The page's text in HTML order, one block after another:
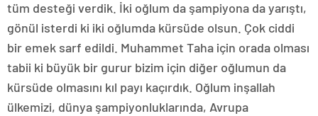
tüm desteği verdik. İki oğlum da şampiyona da yarıştı,
gönül isterdi ki iki oğlumda kürsüde olsun. Çok ciddi
bir emek sarf edildi. Muhammet Taha için orada olması
tabii ki büyük bir gurur bizim için diğer oğlumun da
kürsüde olmasını kıl payı kaçırdık. Oğlum inşallah
ülkemizi, dünya şampiyonluklarında, Avrupa